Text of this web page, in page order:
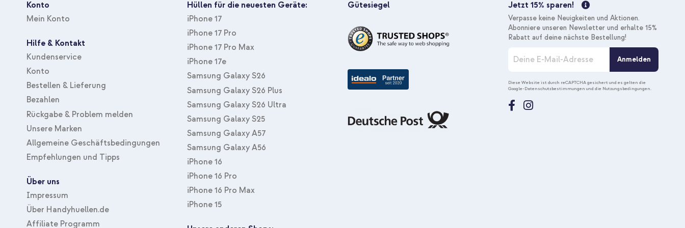
Inklusive 1 Jahr Garantie
Deine Arbeitsplatz optimal einrichten und Beschädigungen deines Schreibtisches vermeiden?
Bestelle dann die imoshion Schreibtischunterlage!
Konto
Mein Konto
Hilfe & Kontakt
Kundenservice
Konto
Bestellen & Lieferung
Bezahlen
Rückgabe & Problem melden
Unsere Marken
Allgemeine Geschäftsbedingungen
Empfehlungen und Tipps
Über uns
Impressum
Über Handyhuellen.de
Affiliate Programm
Hüllen für die neuesten Geräte:
iPhone 17
iPhone 17 Pro
iPhone 17 Pro Max
iPhone 17e
Samsung Galaxy S26
Samsung Galaxy S26 Plus
Samsung Galaxy S26 Ultra
Samsung Galaxy S25
Samsung Galaxy A57
Samsung Galaxy A56
iPhone 16
iPhone 16 Pro
iPhone 16 Pro Max
iPhone 15
Gütesiegel Jetzt 15% sparen!
Verpasse keine Neuigkeiten und Aktionen.
Abonniere unseren Newsletter und erhalte 15%
Rabatt auf deine nächste Bestellung!
d
e
n
S
Anmelden
Diese Website ist durch reCAPTCHA gesichert und es gelten die
Google-Datenschutzbestimmungen und die Nutzungsbedingungen.